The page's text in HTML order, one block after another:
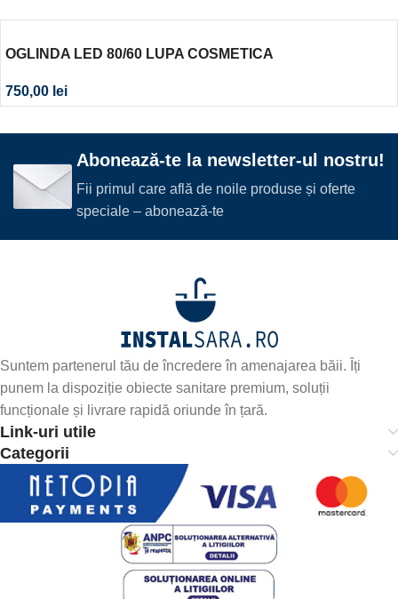
OGLINDA LED 80/60 LUPA COSMETICA
750,00 lei
Abonează-te la newsletter-ul nostru!
Fii primul care află de noile produse și oferte
speciale – abonează-te
Suntem partenerul tău de încredere în amenajarea băii. Îți
punem la dispoziție obiecte sanitare premium, soluții
funcționale și livrare rapidă oriunde în țară.
Link-uri utile
Categorii